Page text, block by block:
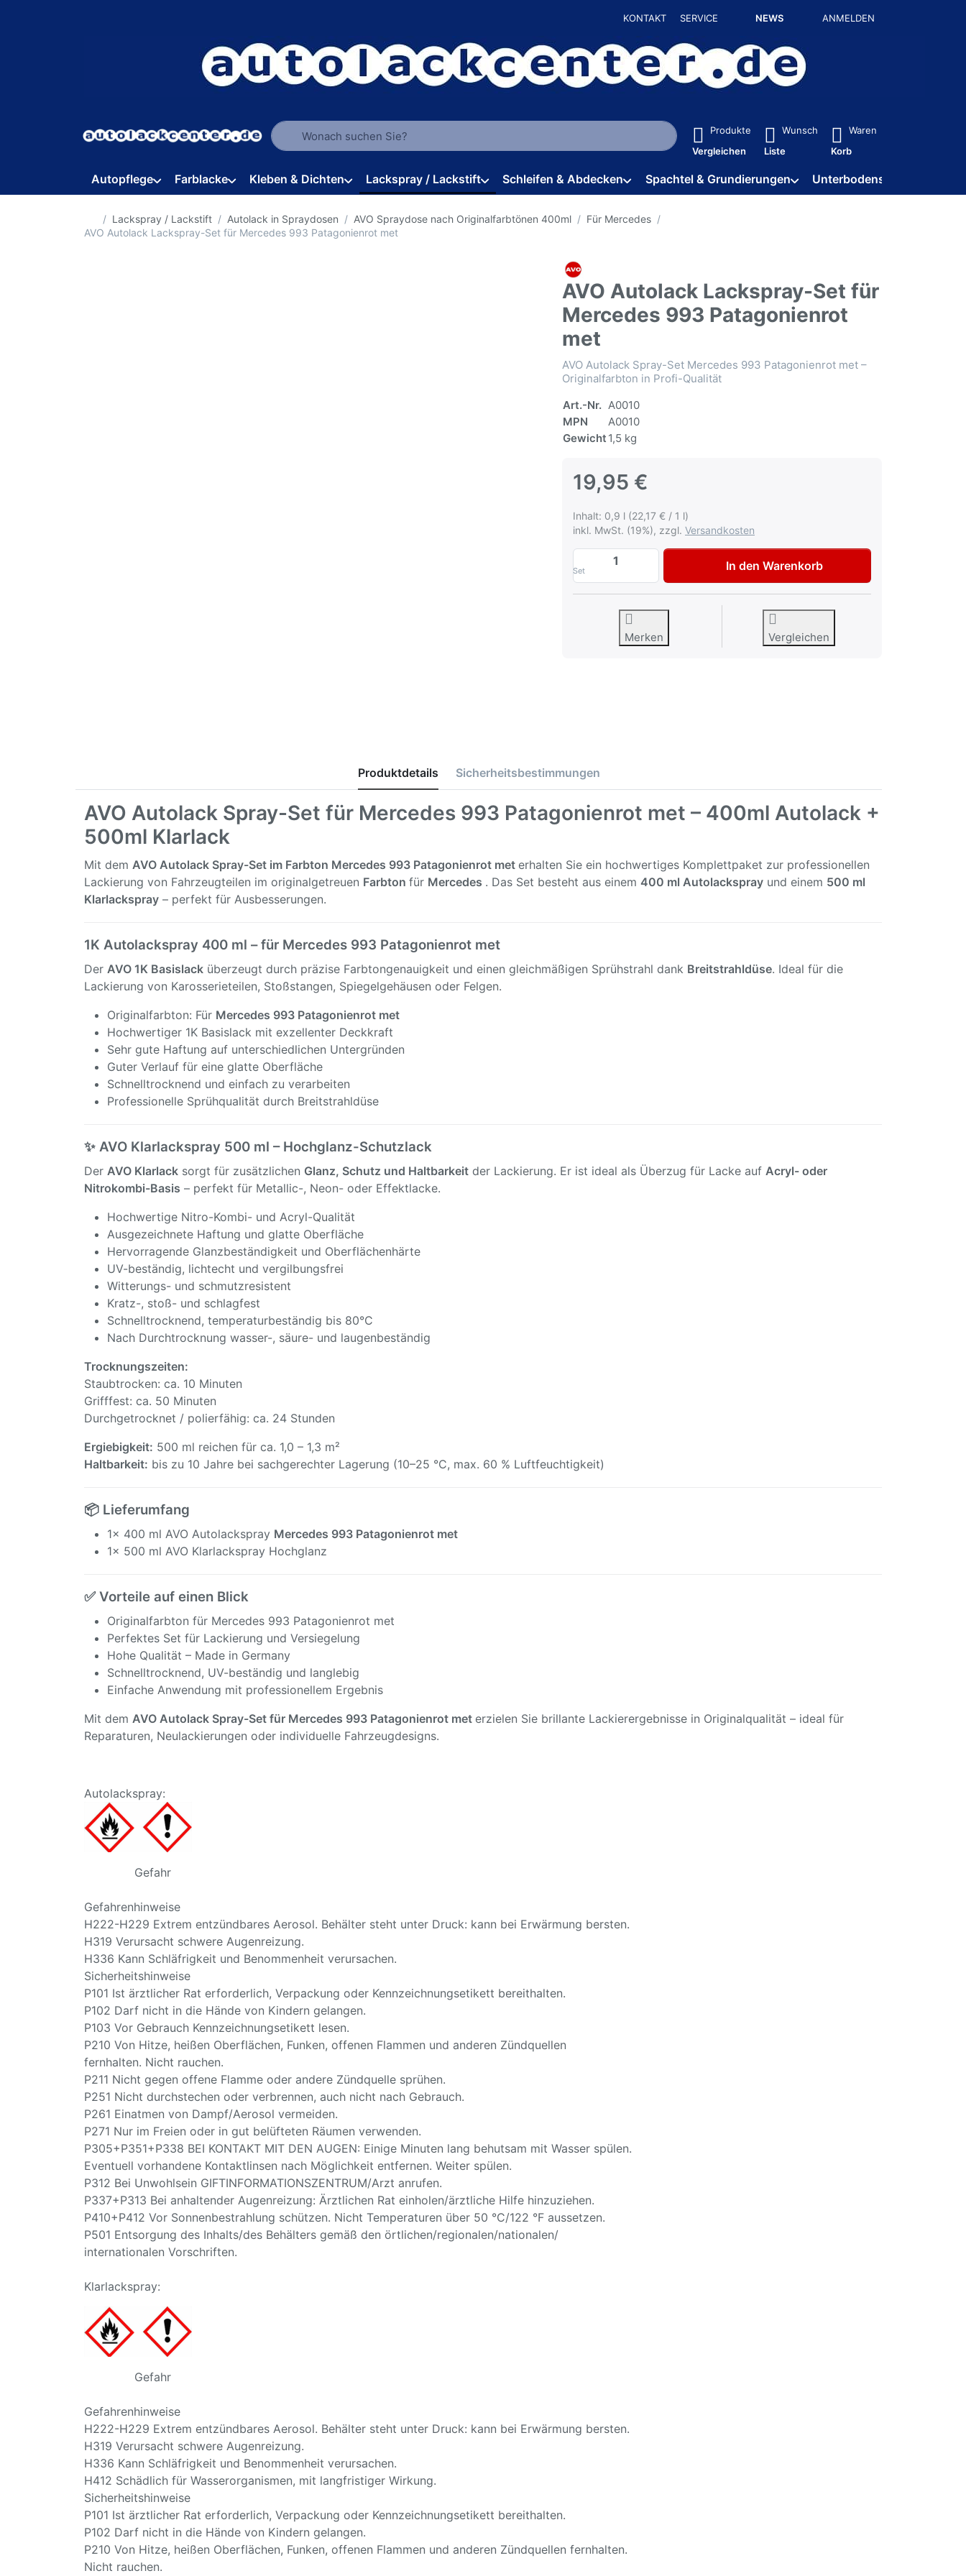
KONTAKT SERVICE NEWS ANMELDEN
Geben Sie einen Suchbegriff ein. Während Sie tippen, erscheinen automatisch erste Ergebnisse. Drücken Sie die Eingabetaste, um alle
Produkte
Vergleichen
Wunsch
Liste
Waren
Korb
Autopflege Farblacke Kleben & Dichten Lackspray / Lackstift Schleifen & Abdecken Spachtel & Grundierungen Unterbodenschutz / HV
Startseite
Lackspray / Lackstift Autolack in Spraydosen AVO Spraydose nach Originalfarbtönen 400ml
Für Mercedes
AVO Autolack Lackspray-Set für Mercedes 993 Patagonienrot met
AVO Autolack Lackspray-Set für
Mercedes 993 Patagonienrot
met
AVO Autolack Spray-Set Mercedes 993 Patagonienrot met –
Originalfarbton in Profi-Qualität
Art.-Nr. A0010
MPN
A0010
Gewicht 1,5 kg
19,95 €
Inhalt: 0,9 l (22,17 € / 1 l)
inkl. MwSt. (19%), zzgl. Versandkosten
Set
AVO Autolack Lackspray-Set für Mercedes 993
In den Warenkorb
Merken Vergleichen
Produktdetails Sicherheitsbestimmungen
AVO Autolack Spray-Set für Mercedes 993 Patagonienrot met – 400ml Autolack +
500ml Klarlack
Mit dem AVO Autolack Spray-Set im Farbton Mercedes 993 Patagonienrot met erhalten Sie ein hochwertiges Komplettpaket zur professionellen
Lackierung von Fahrzeugteilen im originalgetreuen Farbton für Mercedes . Das Set besteht aus einem 400 ml Autolackspray und einem 500 ml
Klarlackspray – perfekt für Ausbesserungen.
1K Autolackspray 400 ml – für Mercedes 993 Patagonienrot met
Der AVO 1K Basislack überzeugt durch präzise Farbtongenauigkeit und einen gleichmäßigen Sprühstrahl dank Breitstrahldüse. Ideal für die
Lackierung von Karosserieteilen, Stoßstangen, Spiegelgehäusen oder Felgen.
Originalfarbton: Für Mercedes 993 Patagonienrot met
Hochwertiger 1K Basislack mit exzellenter Deckkraft
Sehr gute Haftung auf unterschiedlichen Untergründen
Guter Verlauf für eine glatte Oberfläche
Schnelltrocknend und einfach zu verarbeiten
Professionelle Sprühqualität durch Breitstrahldüse
✨ AVO Klarlackspray 500 ml – Hochglanz-Schutzlack
Der AVO Klarlack sorgt für zusätzlichen Glanz, Schutz und Haltbarkeit der Lackierung. Er ist ideal als Überzug für Lacke auf Acryl- oder
Nitrokombi-Basis – perfekt für Metallic-, Neon- oder Effektlacke.
Hochwertige Nitro-Kombi- und Acryl-Qualität
Ausgezeichnete Haftung und glatte Oberfläche
Hervorragende Glanzbeständigkeit und Oberflächenhärte
UV-beständig, lichtecht und vergilbungsfrei
Witterungs- und schmutzresistent
Kratz-, stoß- und schlagfest
Schnelltrocknend, temperaturbeständig bis 80°C
Nach Durchtrocknung wasser-, säure- und laugenbeständig
Trocknungszeiten:
Staubtrocken: ca. 10 Minuten
Grifffest: ca. 50 Minuten
Durchgetrocknet / polierfähig: ca. 24 Stunden
Ergiebigkeit: 500 ml reichen für ca. 1,0 – 1,3 m²
Haltbarkeit: bis zu 10 Jahre bei sachgerechter Lagerung (10–25 °C, max. 60 % Luftfeuchtigkeit)
📦 Lieferumfang
1x 400 ml AVO Autolackspray Mercedes 993 Patagonienrot met
1x 500 ml AVO Klarlackspray Hochglanz
✅ Vorteile auf einen Blick
Originalfarbton für Mercedes 993 Patagonienrot met
Perfektes Set für Lackierung und Versiegelung
Hohe Qualität – Made in Germany
Schnelltrocknend, UV-beständig und langlebig
Einfache Anwendung mit professionellem Ergebnis
Mit dem AVO Autolack Spray-Set für Mercedes 993 Patagonienrot met erzielen Sie brillante Lackierergebnisse in Originalqualität – ideal für
Reparaturen, Neulackierungen oder individuelle Fahrzeugdesigns.
Autolackspray:
Gefahr
Gefahrenhinweise
H222-H229 Extrem entzündbares Aerosol. Behälter steht unter Druck: kann bei Erwärmung bersten.
H319 Verursacht schwere Augenreizung.
H336 Kann Schläfrigkeit und Benommenheit verursachen.
Sicherheitshinweise
P101 Ist ärztlicher Rat erforderlich, Verpackung oder Kennzeichnungsetikett bereithalten.
P102 Darf nicht in die Hände von Kindern gelangen.
P103 Vor Gebrauch Kennzeichnungsetikett lesen.
P210 Von Hitze, heißen Oberflächen, Funken, offenen Flammen und anderen Zündquellen
fernhalten. Nicht rauchen.
P211 Nicht gegen offene Flamme oder andere Zündquelle sprühen.
P251 Nicht durchstechen oder verbrennen, auch nicht nach Gebrauch.
P261 Einatmen von Dampf/Aerosol vermeiden.
P271 Nur im Freien oder in gut belüfteten Räumen verwenden.
P305+P351+P338 BEI KONTAKT MIT DEN AUGEN: Einige Minuten lang behutsam mit Wasser spülen.
Eventuell vorhandene Kontaktlinsen nach Möglichkeit entfernen. Weiter spülen.
P312 Bei Unwohlsein GIFTINFORMATIONSZENTRUM/Arzt anrufen.
P337+P313 Bei anhaltender Augenreizung: Ärztlichen Rat einholen/ärztliche Hilfe hinzuziehen.
P410+P412 Vor Sonnenbestrahlung schützen. Nicht Temperaturen über 50 °C/122 °F aussetzen.
P501 Entsorgung des Inhalts/des Behälters gemäß den örtlichen/regionalen/nationalen/
internationalen Vorschriften.
Klarlackspray:
Gefahr
Gefahrenhinweise
H222-H229 Extrem entzündbares Aerosol. Behälter steht unter Druck: kann bei Erwärmung bersten.
H319 Verursacht schwere Augenreizung.
H336 Kann Schläfrigkeit und Benommenheit verursachen.
H412 Schädlich für Wasserorganismen, mit langfristiger Wirkung.
Sicherheitshinweise
P101 Ist ärztlicher Rat erforderlich, Verpackung oder Kennzeichnungsetikett bereithalten.
P102 Darf nicht in die Hände von Kindern gelangen.
P210 Von Hitze, heißen Oberflächen, Funken, offenen Flammen und anderen Zündquellen fernhalten.
Nicht rauchen.